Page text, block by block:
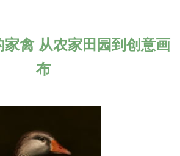
禽 从农家田园到创意画
布